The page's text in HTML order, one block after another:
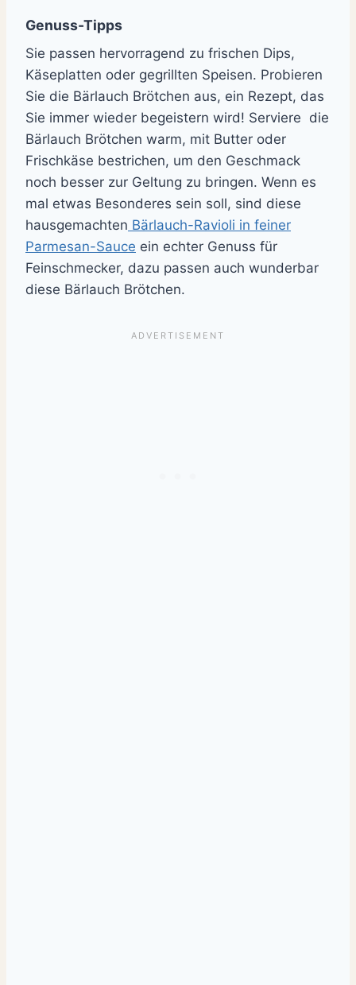
Genuss-Tipps
Sie passen hervorragend zu frischen Dips,
Käseplatten oder gegrillten Speisen. Probieren
Sie die Bärlauch Brötchen aus, ein Rezept, das
Sie immer wieder begeistern wird! Serviere die
Bärlauch Brötchen warm, mit Butter oder
Frischkäse bestrichen, um den Geschmack
noch besser zur Geltung zu bringen. Wenn es
mal etwas Besonderes sein soll, sind diese
hausgemachten Bärlauch-Ravioli in feiner
Parmesan-Sauce ein echter Genuss für
Feinschmecker, dazu passen auch wunderbar
diese Bärlauch Brötchen.